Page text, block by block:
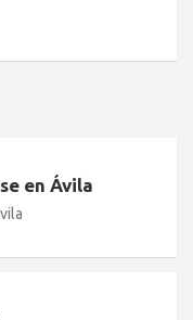
en Ávila